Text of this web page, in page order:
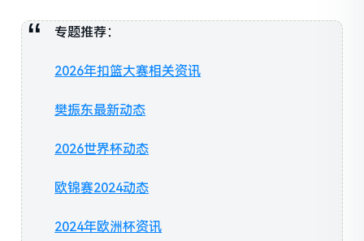
专题推荐：
2026年扣篮大赛相关资讯
樊振东最新动态
2026世界杯动态
欧锦赛2024动态
2024年欧洲杯资讯